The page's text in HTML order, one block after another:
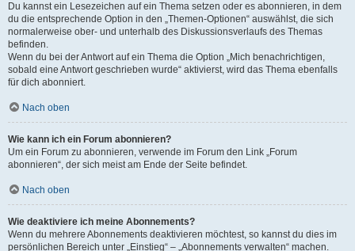
Du kannst ein Lesezeichen auf ein Thema setzen oder es abonnieren, in dem
du die entsprechende Option in den „Themen-Optionen“ auswählst, die sich
normalerweise ober- und unterhalb des Diskussionsverlaufs des Themas
befinden.
Wenn du bei der Antwort auf ein Thema die Option „Mich benachrichtigen,
sobald eine Antwort geschrieben wurde“ aktivierst, wird das Thema ebenfalls
für dich abonniert.
Nach oben
Wie kann ich ein Forum abonnieren?
Um ein Forum zu abonnieren, verwende im Forum den Link „Forum
abonnieren“, der sich meist am Ende der Seite befindet.
Nach oben
Wie deaktiviere ich meine Abonnements?
Wenn du mehrere Abonnements deaktivieren möchtest, so kannst du dies im
persönlichen Bereich unter „Einstieg“ – „Abonnements verwalten“ machen.